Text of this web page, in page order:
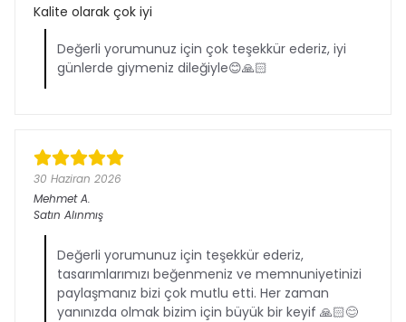
Kalite olarak çok iyi
Değerli yorumunuz için çok teşekkür ederiz, iyi
günlerde giymeniz dileğiyle😊🙏🏻
30 Haziran 2026
Mehmet A.
Satın Alınmış
Değerli yorumunuz için teşekkür ederiz,
tasarımlarımızı beğenmeniz ve memnuniyetinizi
paylaşmanız bizi çok mutlu etti. Her zaman
yanınızda olmak bizim için büyük bir keyif 🙏🏻😊